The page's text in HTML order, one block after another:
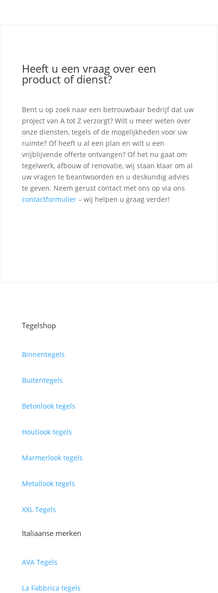
Heeft u een vraag over een
product of dienst?
Bent u op zoek naar een betrouwbaar bedrijf dat uw
project van A tot Z verzorgt? Wilt u meer weten over
onze diensten, tegels of de mogelijkheden voor uw
ruimte? Of heeft u al een plan en wilt u een
vrijblijvende offerte ontvangen? Of het nu gaat om
tegelwerk, afbouw of renovatie, wij staan klaar om al
uw vragen te beantwoorden en u deskundig advies
te geven. Neem gerust contact met ons op via ons
contactformulier– wij helpen u graag verder!
Tegelshop
Binnentegels
Buitentegels
Betonlook tegels
Houtlook tegels
Marmerlook tegels
Metallook tegels
XXL Tegels
Italiaanse merken
AVA Tegels
La Fabbrica tegels